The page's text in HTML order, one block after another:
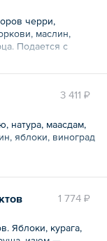
черри,
маслин,
Подается с
3 411 ₽
натура, маасдам,
яблоки, виноград
1 774 ₽
Яблоки, курага,